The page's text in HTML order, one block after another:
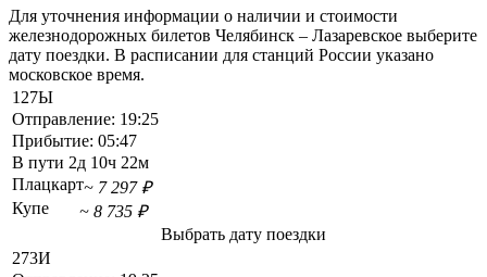
Для уточнения информации о наличии и стоимости
железнодорожных билетов Челябинск – Лазаревское выберите
дату поездки. В расписании для станций России указано
московское время.
127Ы
Отправление: 19:25
Прибытие: 05:47
В пути 2д 10ч 22м
Плацкарт~ 7 297 ₽
Купе
~ 8 735 ₽
Выбрать дату поездки
273И